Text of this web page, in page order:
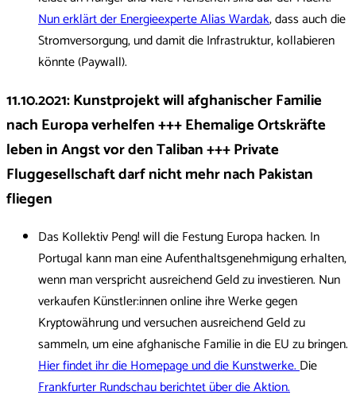
Nun erklärt der Energieexperte Alias Wardak, dass auch die
Stromversorgung, und damit die Infrastruktur, kollabieren
könnte (Paywall).
11.10.2021: Kunstprojekt will afghanischer Familie
nach Europa verhelfen +++ Ehemalige Ortskräfte
leben in Angst vor den Taliban +++ Private
Fluggesellschaft darf nicht mehr nach Pakistan
fliegen
Das Kollektiv Peng! will die Festung Europa hacken. In
Portugal kann man eine Aufenthaltsgenehmigung erhalten,
wenn man verspricht ausreichend Geld zu investieren. Nun
verkaufen Künstler:innen online ihre Werke gegen
Kryptowährung und versuchen ausreichend Geld zu
sammeln, um eine afghanische Familie in die EU zu bringen.
Hier findet ihr die Homepage und die Kunstwerke.Die
Frankfurter Rundschau berichtet über die Aktion.